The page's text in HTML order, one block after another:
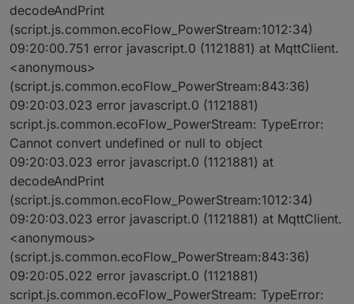
decodeAndPrint
(script.js.common.ecoFlow_PowerStream:1012:34)
09:20:00.751 error javascript.0 (1121881) at MqttClient.
<anonymous>
(script.js.common.ecoFlow_PowerStream:843:36)
09:20:03.023 error javascript.0 (1121881)
script.js.common.ecoFlow_PowerStream: TypeError:
Cannot convert undefined or null to object
09:20:03.023 error javascript.0 (1121881) at
decodeAndPrint
(script.js.common.ecoFlow_PowerStream:1012:34)
09:20:03.023 error javascript.0 (1121881) at MqttClient.
<anonymous>
(script.js.common.ecoFlow_PowerStream:843:36)
09:20:05.022 error javascript.0 (1121881)
script.js.common.ecoFlow_PowerStream: TypeError: